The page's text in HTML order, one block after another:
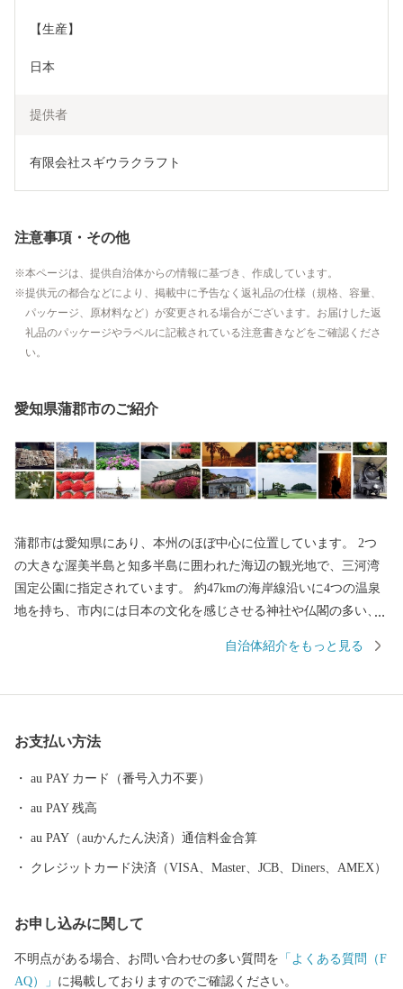
【生産】
日本
提供者
有限会社スギウラクラフト
注意事項・その他
本ページは、提供自治体からの情報に基づき、作成しています。
提供元の都合などにより、掲載中に予告なく返礼品の仕様（規格、容量、
パッケージ、原材料など）が変更される場合がございます。お届けした返
礼品のパッケージやラベルに記載されている注意書きなどをご確認くださ
い。
愛知県蒲郡市のご紹介
蒲郡市は愛知県にあり、本州のほぼ中心に位置しています。 2つ
の大きな渥美半島と知多半島に囲われた海辺の観光地で、三河湾
国定公園に指定されています。 約47kmの海岸線沿いに4つの温泉
地を持ち、市内には日本の文化を感じさせる神社や仏閣の多い、
人や近代の作家にも愛され、数多くの文人が好んで訪れました。
自治体紹介をもっと見る
お支払い方法
au PAY カード（番号入力不要）
au PAY 残高
au PAY（auかんたん決済）通信料金合算
クレジットカード決済（VISA、Master、JCB、Diners、AMEX）
お申し込みに関して
不明点がある場合、お問い合わせの多い質問を 「よくある質問（F
AQ）」 に掲載しておりますのでご確認ください。